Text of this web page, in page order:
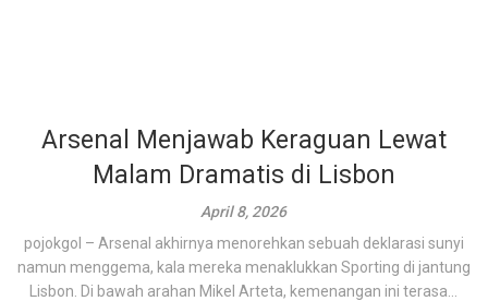
Arsenal Menjawab Keraguan Lewat
Malam Dramatis di Lisbon
April 8, 2026
pojokgol – Arsenal akhirnya menorehkan sebuah deklarasi sunyi
namun menggema, kala mereka menaklukkan Sporting di jantung
Lisbon. Di bawah arahan Mikel Arteta, kemenangan ini terasa...